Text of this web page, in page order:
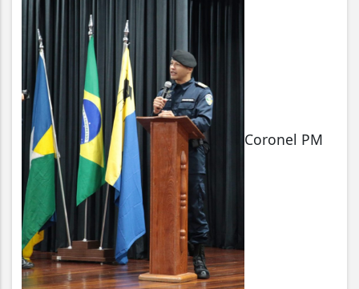
Coronel PM